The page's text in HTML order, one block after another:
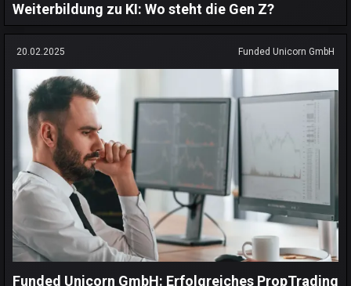
Weiterbildung zu KI: Wo steht die Gen Z?
20.02.2025 Funded Unicorn GmbH
Funded Unicorn GmbH: Erfolgreiches PropTrading